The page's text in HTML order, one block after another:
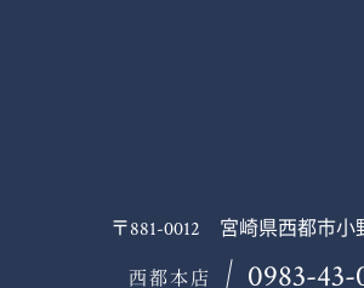
〒881-0012 宮崎県西都市小
西都本店 0983-43-